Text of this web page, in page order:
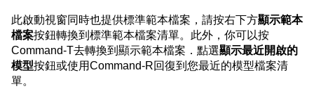
此啟動視窗同時也提供標準範本檔案，請按右下方顯示範本
檔案按鈕轉換到標準範本檔案清單。此外，你可以按
Command-T去轉換到顯示範本檔案．點選顯示最近開啟的
模型按鈕或使用Command-R回復到您最近的模型檔案清
單。